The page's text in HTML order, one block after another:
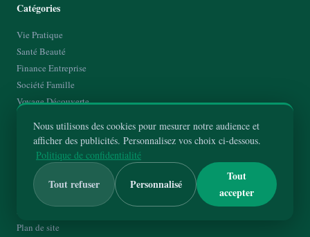
Catégories
Vie Pratique
Santé Beauté
Finance Entreprise
Société Famille
Voyage Découverte
À Propos
Qui suis-je ?
Contact
Mentions Légales
Plan de site
Nous utilisons des cookies pour mesurer notre audience et
afficher des publicités. Personnalisez vos choix ci-dessous.
Politique de confidentialité
Tout refuser Personnalisé
Tout
accepter